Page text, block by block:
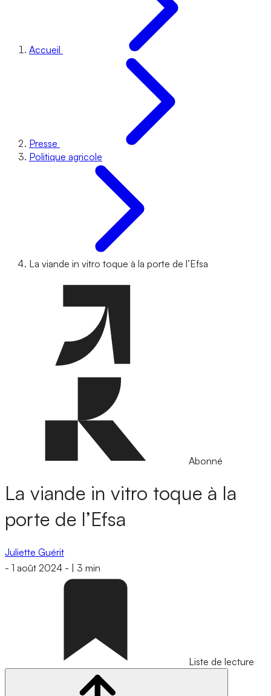
Accueil
Presse
Politique agricole
La viande in vitro toque à la porte de l’Efsa
Abonné
La viande in vitro toque à la
porte de l’Efsa
Juliette Guérit
- 1 août 2024 - 3 min
Liste de lecture